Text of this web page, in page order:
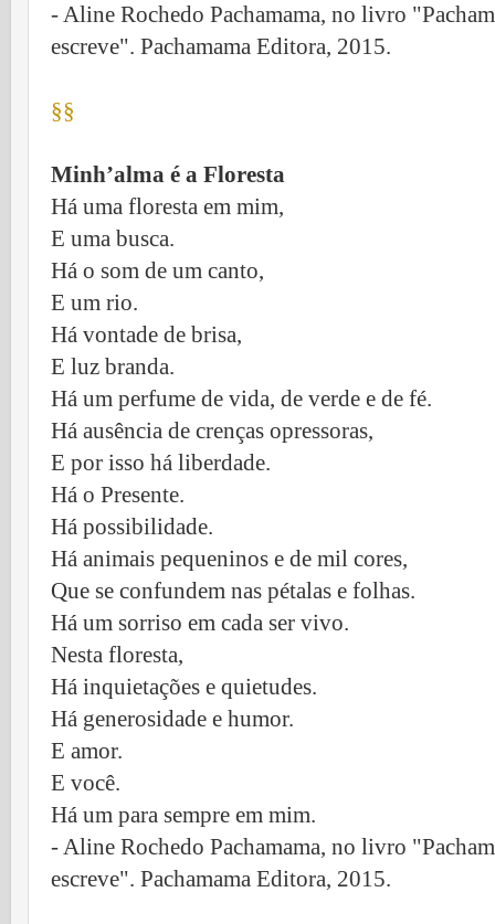
- Aline Rochedo Pachamama, no livro
escreve". Pachamama Editora, 2015.
§§
Minh’alma é a Floresta
Há uma floresta em mim,
E uma busca.
Há o som de um canto,
E um rio.
Há vontade de brisa,
E luz branda.
Há um perfume de vida, de verde e de fé.
Há ausência de crenças opressoras,
E por isso há liberdade.
Há o Presente.
Há possibilidade.
Há animais pequeninos e de mil cores,
Que se confundem nas pétalas e folhas.
Há um sorriso em cada ser vivo.
Nesta floresta,
Há inquietações e quietudes.
Há generosidade e humor.
E amor.
E você.
Há um para sempre em mim.
- Aline Rochedo Pachamama, no livro
escreve". Pachamama Editora, 2015.